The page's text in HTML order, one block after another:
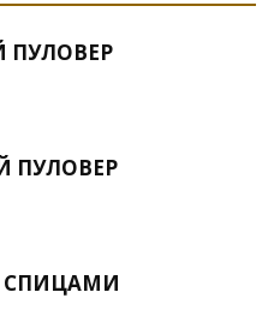
ПУЛОВЕР
ПУЛОВЕР
СПИЦАМИ